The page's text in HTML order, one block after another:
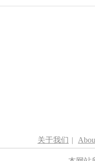
关于我们 |